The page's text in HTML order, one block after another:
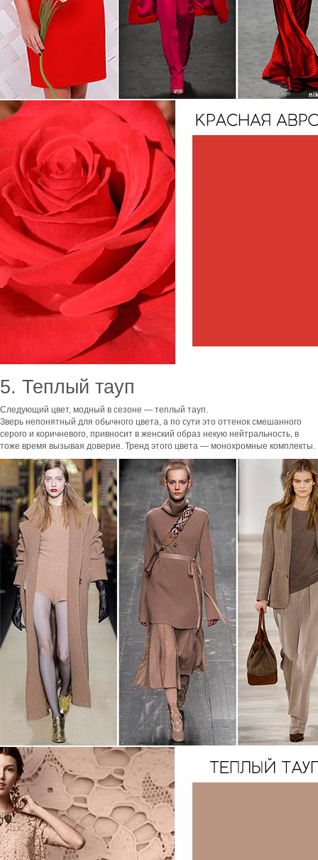
5. Теплый тауп
Следующий цвет, модный в сезоне — теплый тауп.
Зверь непонятный для обычного цвета, а по сути это оттенок смешанного
серого и коричневого, привносит в женский образ некую нейтральность, в
тоже время вызывая доверие. Тренд этого цвета — монохромные комплекты.